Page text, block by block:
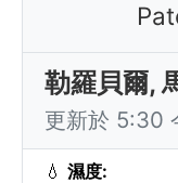
勒羅貝爾,
更新於 5:30
💧 濕度: